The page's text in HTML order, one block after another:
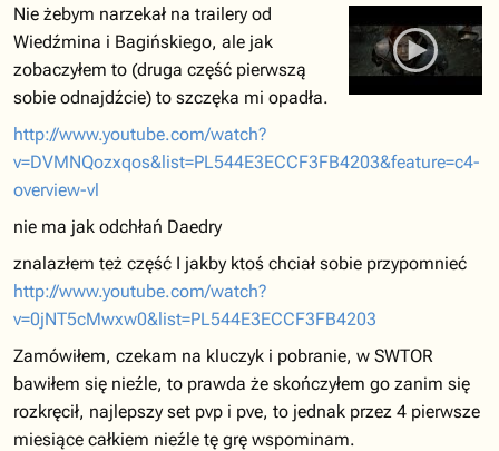
Nie żebym narzekał na trailery od
Wiedźmina i Bagińskiego, ale jak
zobaczyłem to (druga część pierwszą
sobie odnajdźcie) to szczęka mi opadła.
http://www.youtube.com/watch?
v=DVMNQozxqos&list=PL544E3ECCF3FB4203&feature=c4-
overview-vl
nie ma jak odchłań Daedry
znalazłem też część I jakby ktoś chciał sobie przypomnieć
http://www.youtube.com/watch?
v=0jNT5cMwxw0&list=PL544E3ECCF3FB4203
Zamówiłem, czekam na kluczyk i pobranie, w SWTOR
bawiłem się nieźle, to prawda że skończyłem go zanim się
rozkręcił, najlepszy set pvp i pve, to jednak przez 4 pierwsze
miesiące całkiem nieźle tę grę wspominam.